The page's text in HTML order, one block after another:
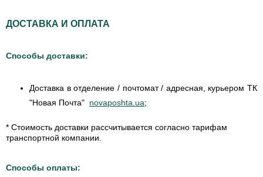
ДОСТАВКА И ОПЛАТА
Способы доставки:
Доставка в отделение / почтомат / адресная, курьером ТК
"Новая Почта" novaposhta.ua;
* Стоимость доставки рассчитывается согласно тарифам
транспортной компании.
Способы оплаты: